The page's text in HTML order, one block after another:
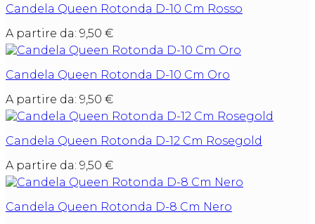
Candela Queen Rotonda D-10 Cm Rosso
A partire da: 9,50 €
Candela Queen Rotonda D-10 Cm Oro
A partire da: 9,50 €
Candela Queen Rotonda D-12 Cm Rosegold
A partire da: 9,50 €
Candela Queen Rotonda D-8 Cm Nero